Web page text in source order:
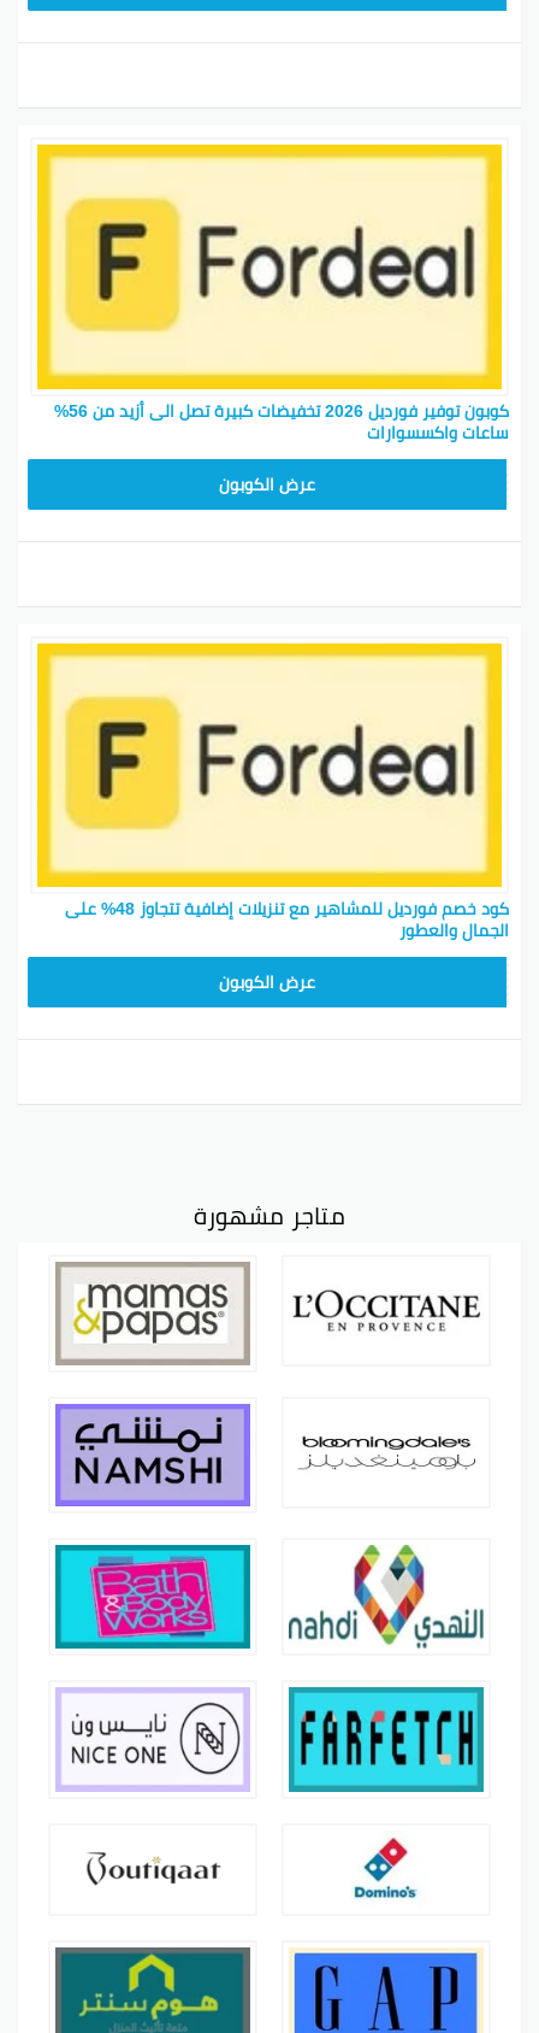
كوبون توفير فورديل 2026 تخفيضات كبيرة تصل الى أزيد من 56%
ساعات واكسسوارات
عرض الكوبون
كود خصم فورديل للمشاهير مع تنزيلات إضافية تتجاوز 48% على
الجمال والعطور
عرض الكوبون
متاجر مشهورة